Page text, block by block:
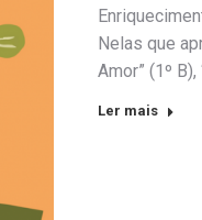
Nelas que
Amor” (1º
Ler mais